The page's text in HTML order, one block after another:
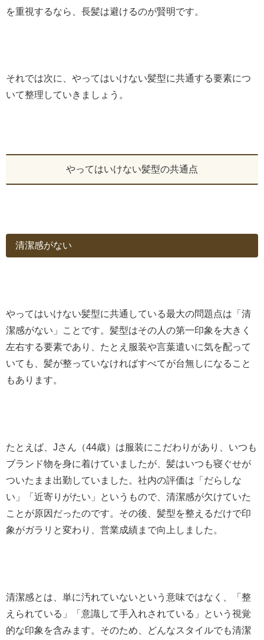
を重視するなら、長髪は避けるのが賢明です。
それでは次に、やってはいけない髪型に共通する要素につ
いて整理していきましょう。
やってはいけない髪型の共通点
清潔感がない
やってはいけない髪型に共通している最大の問題点は「清
潔感がない」ことです。髪型はその人の第一印象を大きく
左右する要素であり、たとえ服装や言葉遣いに気を配って
いても、髪が整っていなければすべてが台無しになること
もあります。
たとえば、Jさん（44歳）は服装にこだわりがあり、いつも
ブランド物を身に着けていましたが、髪はいつも寝ぐせが
ついたまま出勤していました。社内の評価は「だらしな
い」「近寄りがたい」というもので、清潔感が欠けていた
ことが原因だったのです。その後、髪型を整えるだけで印
象がガラリと変わり、営業成績まで向上しました。
清潔感とは、単に汚れていないという意味ではなく、「整
えられている」「意識して手入れされている」という視覚
的な印象を含みます。そのため、どんなスタイルでも清潔